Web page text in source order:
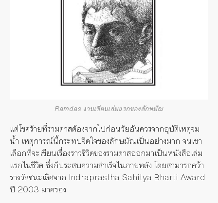
Ramdas งานเขียนเล่มแรกของลักษมัณ
แต่โชคร้ายที่รามดาสต้องจากไปก่อนวัยอันควรจากอุบัติเหตุจม
น้ำ เหตุการณ์นี้กระทบจิตใจของลักษมัณเป็นอย่างมาก จนเขา
เลือกที่จะเขียนเรื่องราวชีวิตของรามดาสออกมาเป็นหนังสือเล่ม
แรกในชีวิต ซึ่งก็ประสบความสำเร็จในภายหลัง โดยสามารถคว้า
รางวัลชนะเลิศจาก Indraprastha Sahitya Bharti Award
ปี 2003 มาครอง